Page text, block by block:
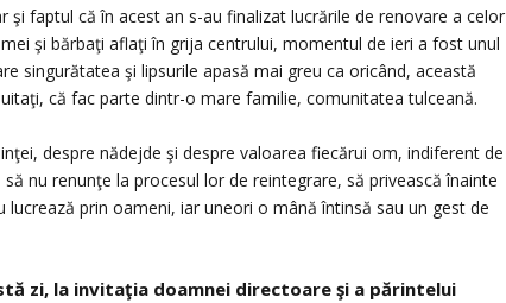
faptul că în acest an s-au finalizat lucrările de renovare a celor
şi bărbaţi aflaţi în grija centrului, momentul de ieri a fost unul
singurătatea şi lipsurile apasă mai greu ca oricând, această
că fac parte dintr-o mare familie, comunitatea tulceană.
despre nădejde şi despre valoarea fiecărui om, indiferent de
nu renunţe la procesul lor de reintegrare, să privească înainte
prin oameni, iar uneori o mână întinsă sau un gest de
zi, la invitaţia doamnei directoare şi a părintelui